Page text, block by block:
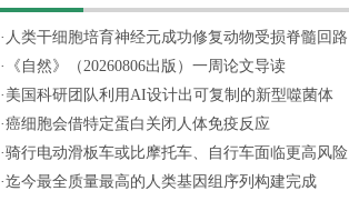
· 人类干细胞培育神经元成功修复动物受损脊髓回路
·
《自然》（20260806出版）一周论文导读
· 美国科研团队利用AI设计出可复制的新型噬菌体
·癌细胞会借特定蛋白关闭人体免疫反应
·骑行电动滑板车或比摩托车、自行车面临更高风险
·迄今最全质量最高的人类基因组序列构建完成